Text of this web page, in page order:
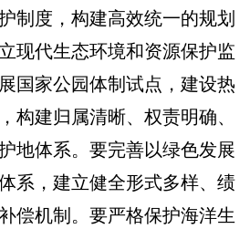
制度，构建高效统一的规划
现代生态环境和资源保护监
国家公园体制试点，建设热
构建归属清晰、权责明确、
地体系。要完善以绿色发展
系，建立健全形式多样、绩
偿机制。要严格保护海洋生